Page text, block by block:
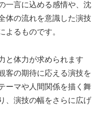
一言に込める感情や、沈
体の流れを意識した演技
よるものです。
と体力が求められます
客の期待に応える演技を
ーマや人間関係を描く舞
、演技の幅をさらに広げ